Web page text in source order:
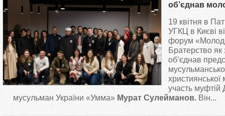
т
у
об’єднав
миру
19 квітня в
УГКЦ в Києві
форум
Братерство як
об’єднав
християнської
участь муфтій
мусульман України «Умма» Мурат Сулейманов. Він...